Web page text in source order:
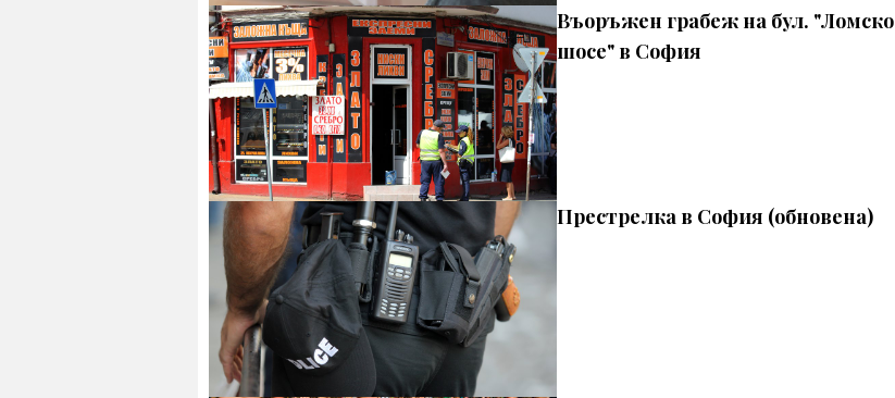
Въоръжен грабеж на бул. "Ломско
шосе" в София
Престрелка в София (обновена)